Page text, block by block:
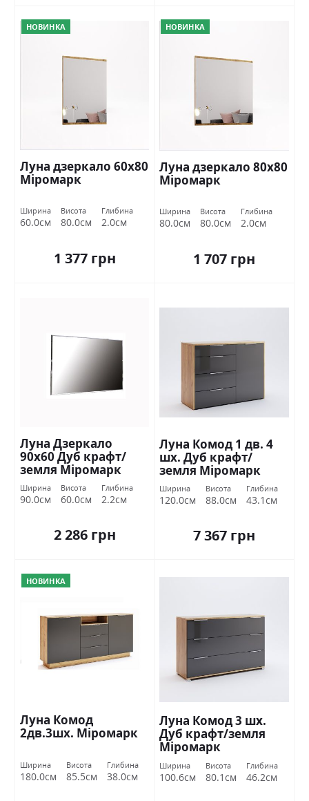
НОВИНКА
Луна дзеркало 60х80
Міромарк
Ширина
60.0см
Висота
80.0см
Глибина
2.0см
1 377 грн
НОВИНКА
Луна дзеркало 80х80
Міромарк
Ширина
80.0см
Висота
80.0см
Глибина
2.0см
1 707 грн
Луна Дзеркало
90х60 Дуб крафт/
земля Міромарк
Ширина
90.0см
Висота
60.0см
Глибина
2.2см
2 286 грн
Луна Комод 1 дв. 4
шх. Дуб крафт/
земля Міромарк
Ширина
120.0см
Висота
88.0см
Глибина
43.1см
7 367 грн
НОВИНКА
Луна Комод
2дв.3шх. Міромарк
Ширина
180.0см
Висота
85.5см
Глибина
38.0см
Луна Комод 3 шх.
Дуб крафт/земля
Міромарк
Ширина
100.6см
Висота
80.1см
Глибина
46.2см